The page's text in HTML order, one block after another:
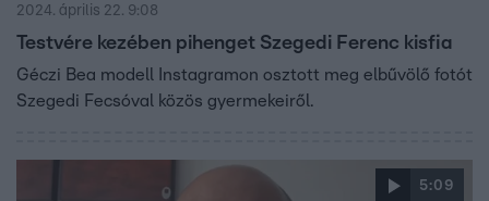
2024. április 22. 9:08
Testvére kezében pihenget Szegedi Ferenc kisfia
Géczi Bea modell Instagramon osztott meg elbűvölő fotót
Szegedi Fecsóval közös gyermekeiről.
5:09